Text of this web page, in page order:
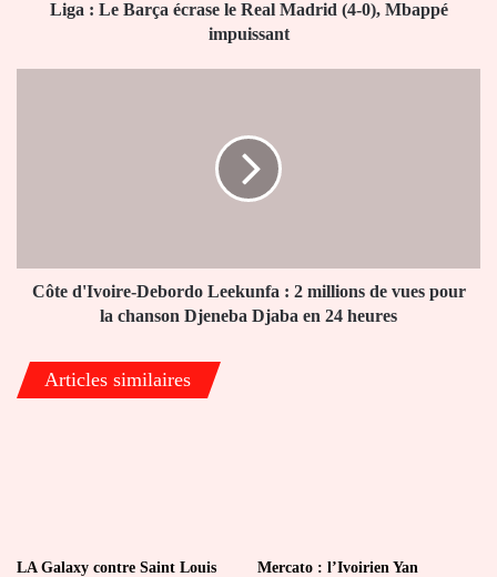
Liga : Le Barça écrase le Real Madrid (4-0), Mbappé
impuissant
vues
pour
Djeneba
Djaba
Côte d'Ivoire-Debordo Leekunfa : 2 millions de vues pour
la chanson Djeneba Djaba en 24 heures
Articles similaires
LA Galaxy contre Saint Louis
Mercato : l’Ivoirien Yan